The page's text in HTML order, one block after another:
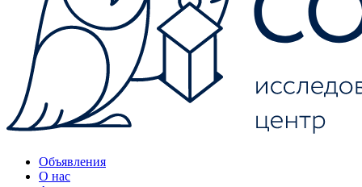
Объявления
О нас